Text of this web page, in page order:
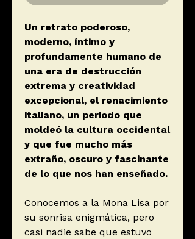
Un retrato poderoso,
moderno, íntimo y
profundamente humano de
una era de destrucción
extrema y creatividad
excepcional, el renacimiento
italiano, un periodo que
moldeó la cultura occidental
y que fue mucho más
extraño, oscuro y fascinante
de lo que nos han enseñado.
Conocemos a la Mona Lisa por
su sonrisa enigmática, pero
casi nadie sabe que estuvo